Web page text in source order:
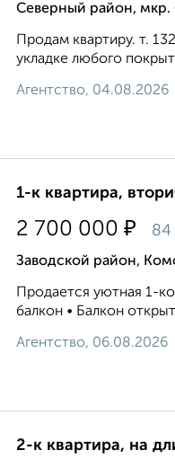
Северный район, мкр.
Продам квартиру. т.
укладке любого
Агентство, 04.08.2026
1-к квартира,
2 700 000 ₽ 84
Заводской район,
Продается уютная 1-
балкон • Балкон
Агентство, 06.08.2026
2-к квартира, на